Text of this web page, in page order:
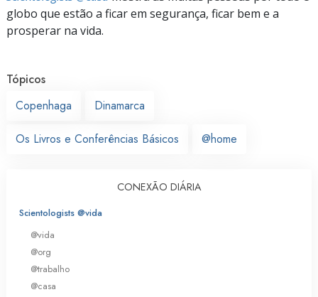
globo que estão a ficar em segurança, ficar bem e a
prosperar na vida.
Tópicos
Copenhaga
Dinamarca
Os Livros e Conferências Básicos @home
CONEXÃO DIÁRIA
Scientologists @vida
@vida
@org
@trabalho
@casa